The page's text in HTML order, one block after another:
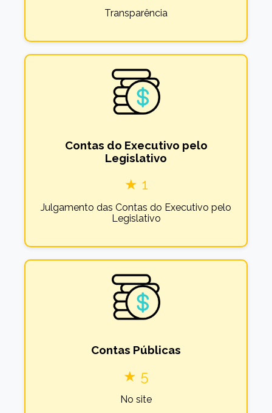
Transparência
Contas do Executivo pelo
Legislativo
★ 1
Julgamento das Contas do Executivo pelo
Legislativo
Contas Públicas
★ 5
No site